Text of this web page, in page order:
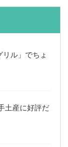
ル」でちょ
土産に好評だ